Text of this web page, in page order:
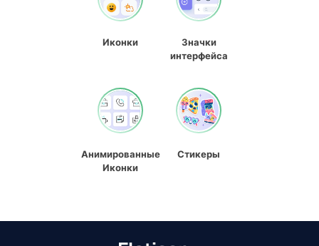
Иконки
Значки
интерфейса
Анимированные
Иконки
Стикеры